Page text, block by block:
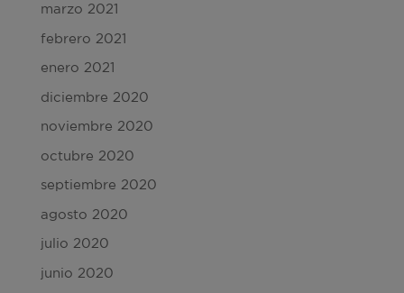
marzo 2021
febrero 2021
enero 2021
diciembre 2020
noviembre 2020
octubre 2020
septiembre 2020
agosto 2020
julio 2020
junio 2020